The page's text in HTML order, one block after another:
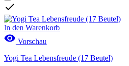
Produkte anzeigen

In den Warenkorb
 Vorschau
Yogi Tea Lebensfreude (17 Beutel)